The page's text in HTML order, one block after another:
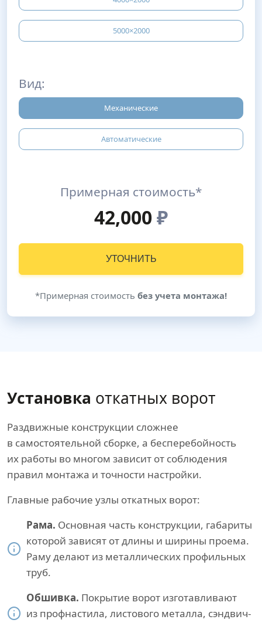
5000×2000
Вид:
Механические
Автоматические
Примерная стоимость*
42,000₽
УТОЧНИТЬ
*Примерная стоимость без учета монтажа!
Установка откатных ворот
Раздвижные конструкции сложнее
в самостоятельной сборке, а бесперебойность
их работы во многом зависит от соблюдения
правил монтажа и точности настройки.
Главные рабочие узлы откатных ворот:
Рама. Основная часть конструкции, габариты
которой зависят от длины и ширины проема.
Раму делают из металлических профильных
труб.
Обшивка. Покрытие ворот изготавливают
из профнастила, листового металла, сэндвич-